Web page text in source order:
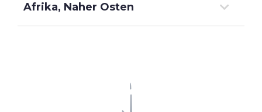
Afrika, Naher Osten